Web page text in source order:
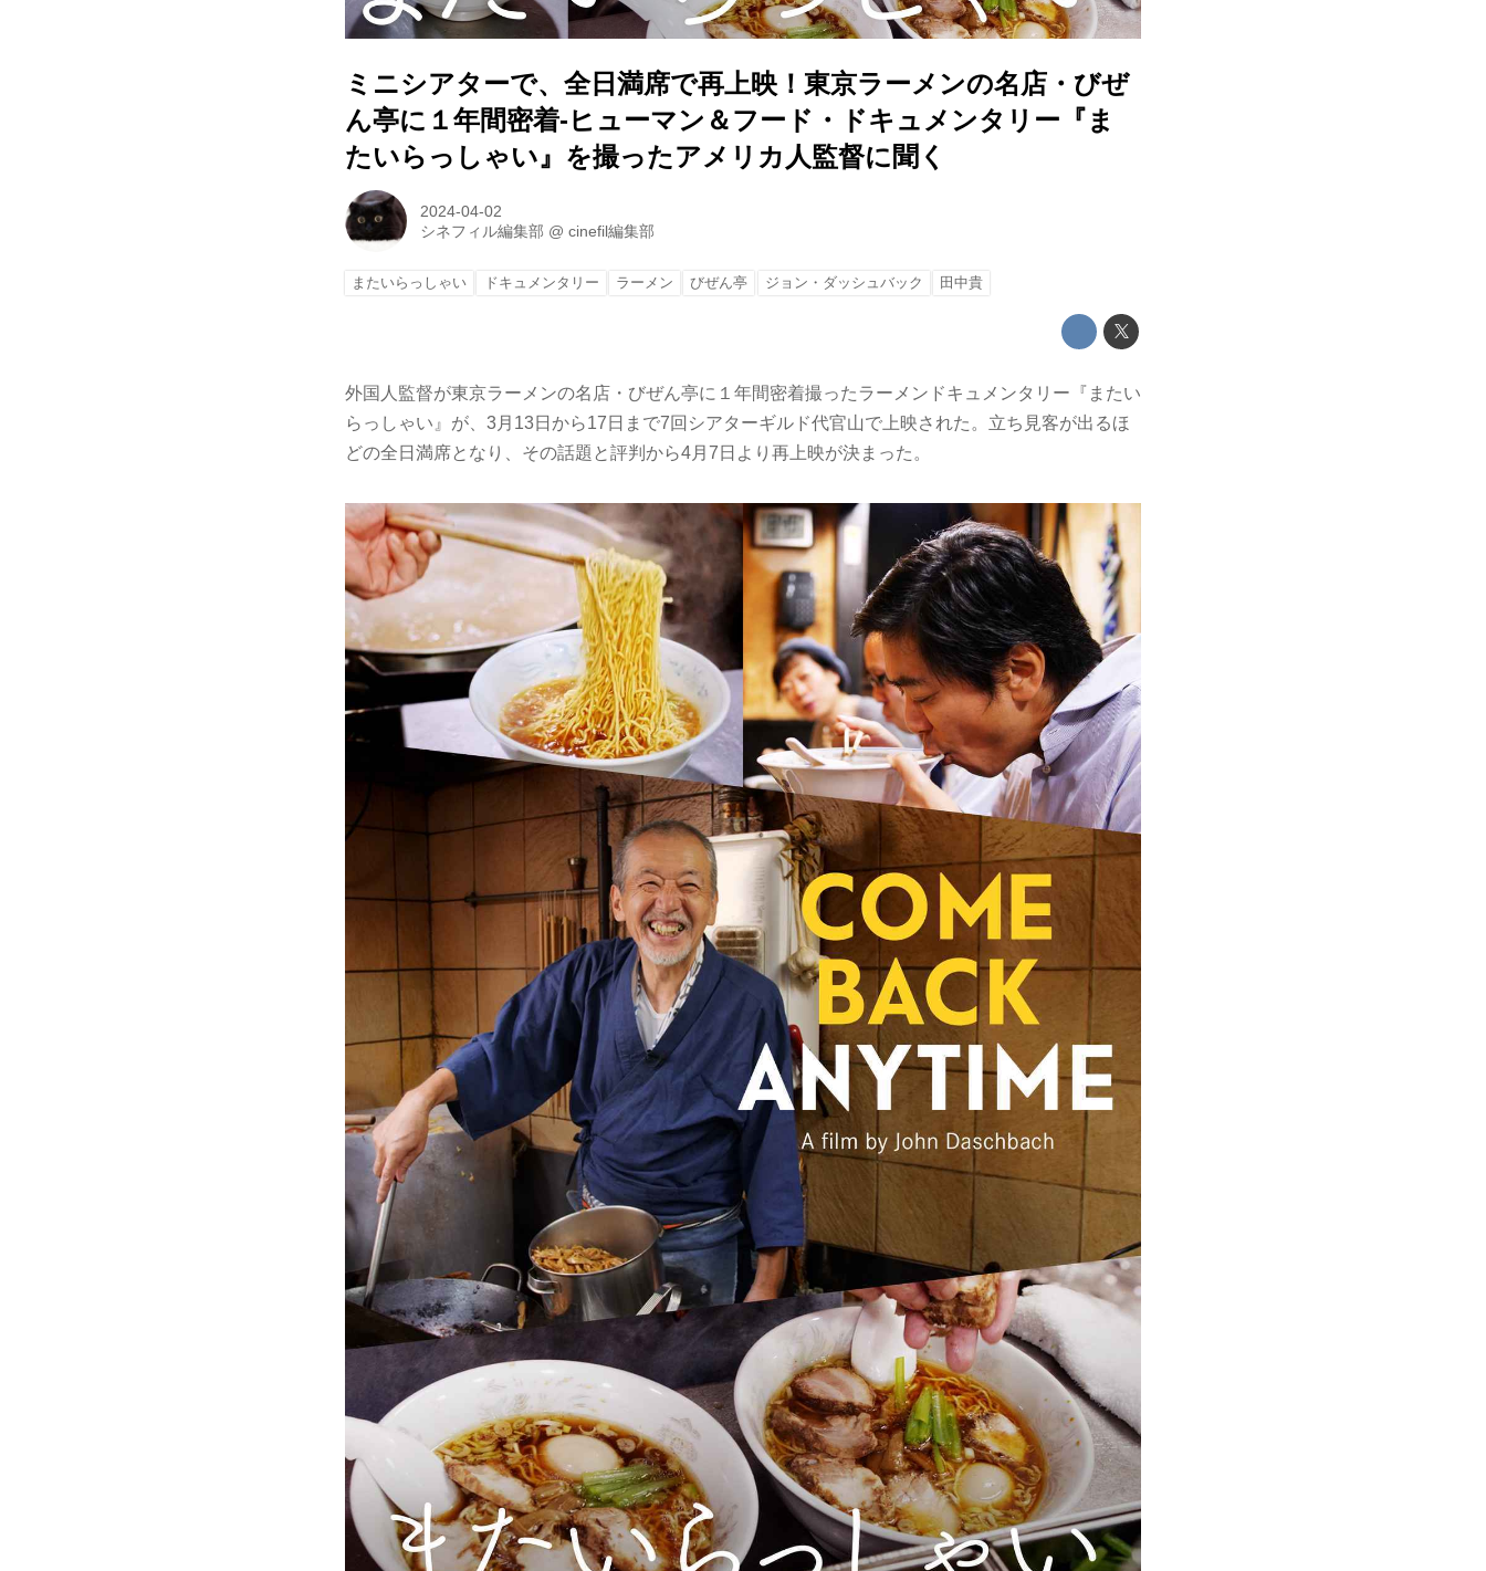
ミニシアターで、全日満席で再上映！東京ラーメンの名店・びぜ
ん亭に１年間密着-ヒューマン＆フード・ドキュメンタリー『ま
たいらっしゃい』を撮ったアメリカ人監督に聞く
2024-04-02
シネフィル編集部 @cinefil編集部
またいらっしゃい ドキュメンタリー ラーメン びぜん亭 ジョン・ダッシュバック 田中貴
外国人監督が東京ラーメンの名店・びぜん亭に１年間密着撮ったラーメンドキュメンタリー『またい
らっしゃい』が、3月13日から17日まで7回シアターギルド代官山で上映された。立ち見客が出るほ
どの全日満席となり、その話題と評判から4月7日より再上映が決まった。